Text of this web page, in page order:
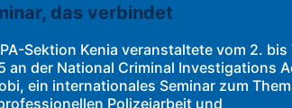
das verbindet
Sektion Kenia veranstaltete vom 2. bis
an der National Criminal Investigations
ein internationales Seminar zum
Polizeiarbeit und